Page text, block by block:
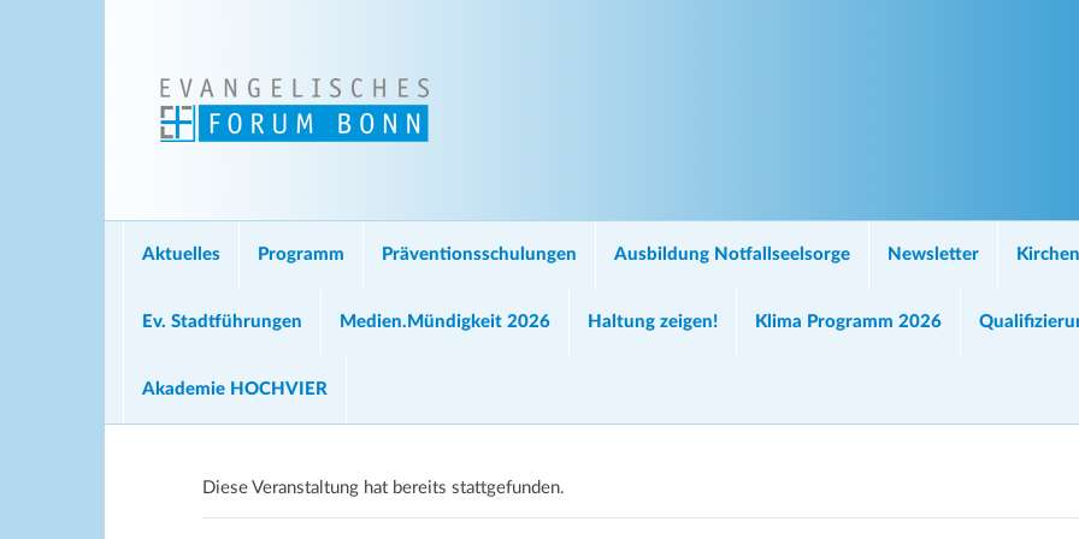
Aktuelles Programm Präventionsschulungen Ausbildung Notfallseelsorge Newsletter
Ev. Stadtführungen Medien.Mündigkeit 2026 Haltung zeigen! Klima Programm 2026
Akademie HOCHVIER
Diese Veranstaltung hat bereits stattgefunden.